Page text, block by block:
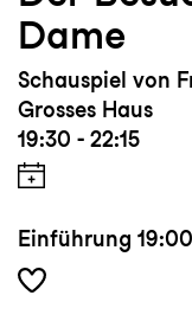
Dame
Schauspiel von
Grosses Haus
19:30 - 22:15
Einführung 19:00